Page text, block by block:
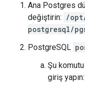
Ana Postgres
değiştirin: /
postgresql/
PostgreSQL
Şu
giriş yapın: